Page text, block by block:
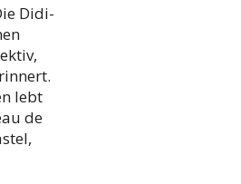
Didi-
lebt
de